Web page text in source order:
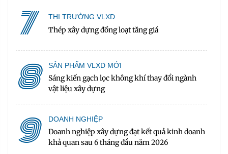
7 THỊ TRƯỜNG VLXD
Thép xây dựng đồng loạt tăng giá
8 SẢN PHẨM VLXD MỚI
Sáng kiến gạch lọc không khí thay đổi ngành
vật liệu xây dựng
9 DOANH NGHIỆP
Doanh nghiệp xây dựng đạt kết quả kinh doanh
khả quan sau 6 tháng đầu năm 2026